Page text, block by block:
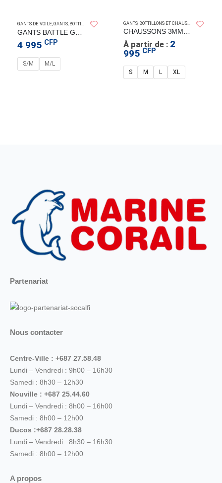
GANTS DE VOILE,GANTS, BOTTILLONS ET CHAUSSONS PELAGIC GEAR
GANTS BATTLE GLOVE ROUGE
4 995 CFP
S/M M/L
GANTS, BOTTILLONS ET CHAUSSONS
CHAUSSONS 3MM ADRENALIN
À partir de : 2
995 CFP
S M L XL
Partenariat
Nous contacter
Centre-Ville : +687 27.58.48
Lundi – Vendredi : 9h00 – 16h30
Samedi : 8h30 – 12h30
Nouville : +687 25.44.60
Lundi – Vendredi : 8h00 – 16h00
Samedi : 8h00 – 12h00
Ducos :+687 28.28.38
Lundi – Vendredi : 8h30 – 16h30
Samedi : 8h00 – 12h00
A propos